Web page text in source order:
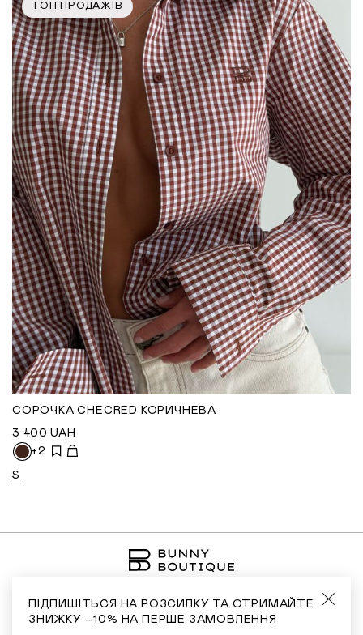
ТОП ПРОДАЖІВ
СОРОЧКА CHECRED КОРИЧНЕВА
3 400 UAH
+2
S
ПІДПИШІТЬСЯ НА РОЗСИЛКУ ТА ОТРИМАЙТЕ
ЗНИЖКУ –10% НА ПЕРШЕ ЗАМОВЛЕННЯ